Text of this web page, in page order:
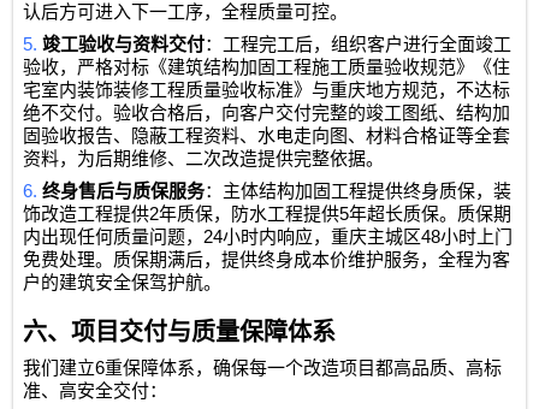
认后方可进入下一工序，全程质量可控。
5.竣工验收与资料交付：工程完工后，组织客户进行全面竣工
验收，严格对标《建筑结构加固工程施工质量验收规范》《住
宅室内装饰装修工程质量验收标准》与重庆地方规范，不达标
绝不交付。验收合格后，向客户交付完整的竣工图纸、结构加
固验收报告、隐蔽工程资料、水电走向图、材料合格证等全套
资料，为后期维修、二次改造提供完整依据。
6.终身售后与质保服务：主体结构加固工程提供终身质保，装
饰改造工程提供2年质保，防水工程提供5年超长质保。质保期
内出现任何质量问题， 24小时内响应，重庆主城区48小时上门
免费处理。质保期满后，提供终身成本价维护服务，全程为客
户的建筑安全保驾护航。
六、项目交付与质量保障体系
我们建立6重保障体系，确保每一个改造项目都高品质、高标
准、高安全交付：